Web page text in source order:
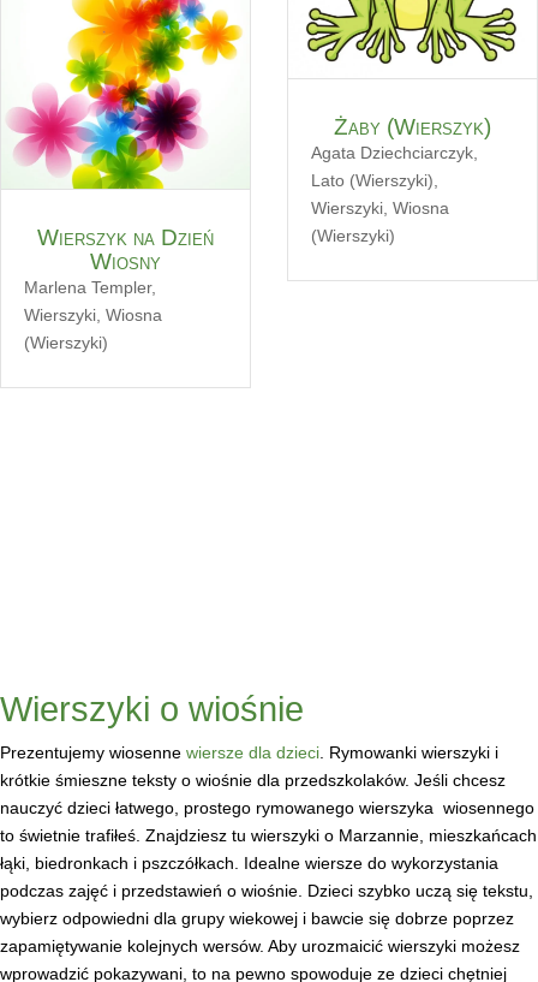
Wierszyk na Dzień
Wiosny
Marlena Templer,
Wierszyki, Wiosna
(Wierszyki)
Żaby (Wierszyk)
Agata Dziechciarczyk
Lato (Wierszyki)
Wierszyki Wiosna
(Wierszyki)
Wierszyki o wiośnie
Prezentujemy wiosenne wiersze dla dzieci. Rymowanki wierszyki i
krótkie śmieszne teksty o wiośnie dla przedszkolaków. Jeśli chcesz
nauczyć dzieci łatwego, prostego rymowanego wierszyka wiosennego
to świetnie trafiłeś. Znajdziesz tu wierszyki o Marzannie, mieszkańcach
łąki, biedronkach i pszczółkach. Idealne wiersze do wykorzystania
podczas zajęć i przedstawień o wiośnie. Dzieci szybko uczą się tekstu,
wybierz odpowiedni dla grupy wiekowej i bawcie się dobrze poprzez
zapamiętywanie kolejnych wersów. Aby urozmaicić wierszyki możesz
wprowadzić pokazywani, to na pewno spowoduje ze dzieci chętniej